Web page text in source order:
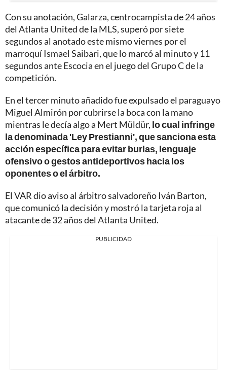
Con su anotación, Galarza, centrocampista de 24 años
del Atlanta United de la MLS, superó por siete
segundos al anotado este mismo viernes por el
marroquí Ismael Saibari, que lo marcó al minuto y 11
segundos ante Escocia en el juego del Grupo C de la
competición.
En el tercer minuto añadido fue expulsado el paraguayo
Miguel Almirón por cubrirse la boca con la mano
mientras le decía algo a Mert Müldür, lo cual infringe
la denominada 'Ley Prestianni', que sanciona esta
acción específica para evitar burlas, lenguaje
ofensivo o gestos antideportivos hacia los
oponentes o el árbitro.
El VAR dio aviso al árbitro salvadoreño Iván Barton,
que comunicó la decisión y mostró la tarjeta roja al
atacante de 32 años del Atlanta United.
PUBLICIDAD